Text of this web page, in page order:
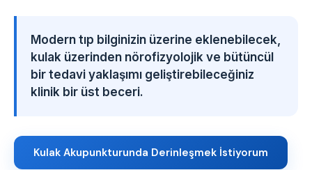
Modern tıp bilginizin üzerine eklenebilecek,
kulak üzerinden nörofizyolojik ve bütüncül
bir tedavi yaklaşımı geliştirebileceğiniz
klinik bir üst beceri.
Kulak Akupunkturunda Derinleşmek İstiyorum